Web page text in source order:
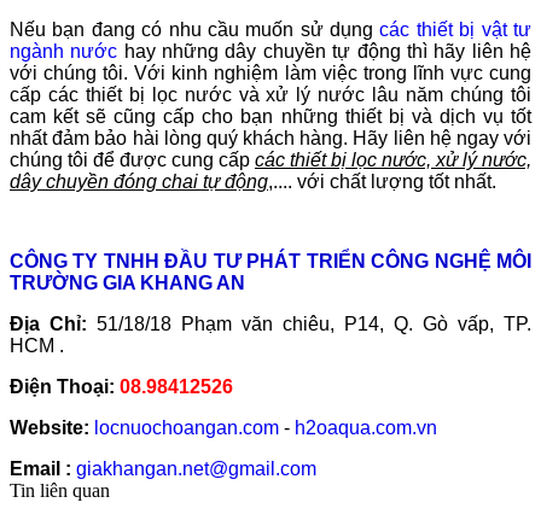
Nếu bạn đang có nhu cầu muốn sử dụngcác thiết bị vật tư
ngành nước hay những dây chuyền tự động thì hãy liên hệ
với chúng tôi. Với kinh nghiệm làm việc trong lĩnh vực cung
cấp các thiết bị lọc nước và xử lý nước lâu năm chúng tôi
cam kết sẽ cũng cấp cho bạn những thiết bị và dịch vụ tốt
nhất đảm bảo hài lòng quý khách hàng. Hãy liên hệ ngay với
chúng tôi để được cung cấp các thiết bị lọc nước, xử lý nước,
dây chuyền đóng chai tự động,.... với chất lượng tốt nhất.
CÔNG TY TNHH ĐẦU TƯ PHÁT TRIỂN CÔNG NGHỆ MÔI
TRƯỜNG GIA KHANG AN
Địa Chỉ: 51/18/18 Phạm văn chiêu, P14, Q. Gò vấp, TP.
HCM .
Điện Thoại: 08.98412526
Website: locnuochoangan.com - h2oaqua.com.vn
Email : giakhangan.net@gmail.com
Tin liên quan